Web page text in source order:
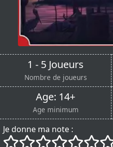
1 - 5 Joueurs
Nombre de joueurs
Age: 14+
Age minimum
Je donne ma note :
()
() () () () ()